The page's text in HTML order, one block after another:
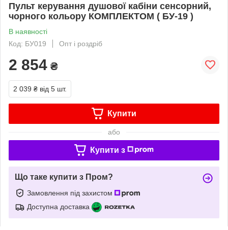
Пульт керування душової кабіни сенсорний,
чорного кольору КОМПЛЕКТОМ ( БУ-19 )
В наявності
Код: БУ019
Опт і роздріб
2 854 ₴
2 039 ₴ від 5 шт.
Купити
або
Купити з
Що таке купити з Пром?
Замовлення під захистом
Доступна доставка